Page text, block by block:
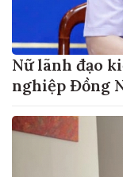
Nữ lãnh đạo
nghiệp Đồng